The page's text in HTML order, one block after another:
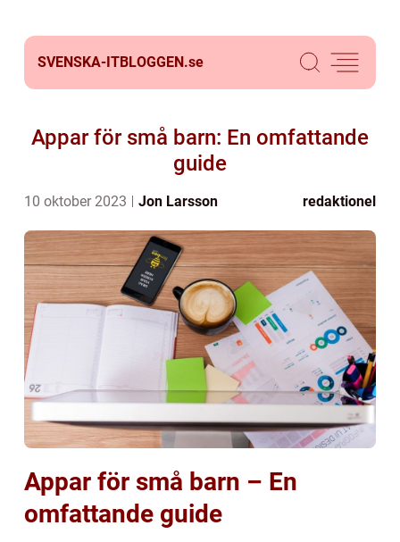
SVENSKA-ITBLOGGEN.se
Appar för små barn: En omfattande
guide
10 oktober 2023 Jon Larsson redaktionel
Appar för små barn – En
omfattande guide